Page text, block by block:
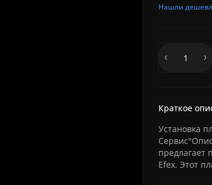
Нашли
Краткое
Установка
предлагает
Efex. Этот